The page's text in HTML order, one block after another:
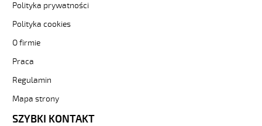
numer-
bezh-
-3-
82080
elastyczne.
JZ-
500
Polityka prywatności
Polityka cookies
O firmie
Praca
Regulamin
Mapa strony
SZYBKI KONTAKT